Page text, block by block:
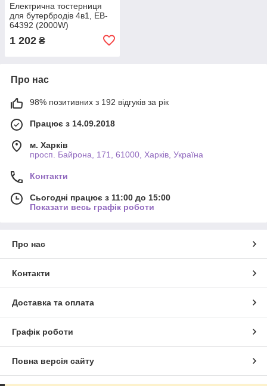
Електрична тостерниця
для бутербродів 4в1, EB-
64392 (2000W)
Бутербродниця для дому
Мармурове покриття
1 202 ₴
Про нас
98% позитивних з 192 відгуків за рік
Працює з 14.09.2018
м. Харків
просп. Байрона, 171, 61000, Харків, Україна
Контакти
Сьогодні працює з 11:00 до 15:00
Показати весь графік роботи
Про нас
Контакти
Доставка та оплата
Графік роботи
Повна версія сайту